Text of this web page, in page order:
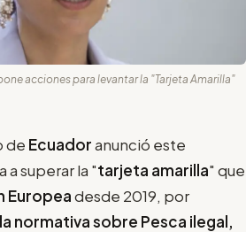
acciones para levantar la "Tarjeta Amarilla"
de Ecuadoranunció este
a superar la "tarjeta amarilla" que
Europeadesde 2019, por
normativa sobre Pesca ilegal,